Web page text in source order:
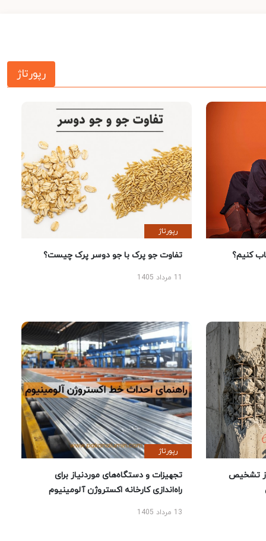
رپورتاژ
کنیم؟
رپورتاژ
تفاوت جو پرک با جو دوسر پرک چیست؟
تشخیص
رپورتاژ
تجهیزات و دستگاه‌های موردنیاز برای
راه‌اندازی کارخانه اکستروژن آلومینیوم
13 مرداد 1405